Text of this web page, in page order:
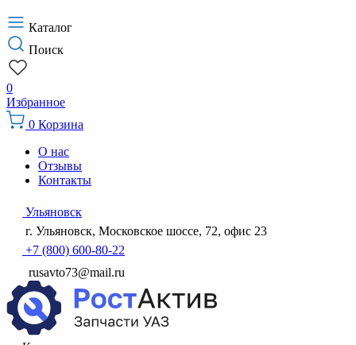
Каталог
Поиск
0
Избранное
0 Корзина
О нас
Отзывы
Контакты
Ульяновск
г. Ульяновск, Московское шоссе, 72, офис 23
+7 (800) 600-80-22
rusavto73@mail.ru